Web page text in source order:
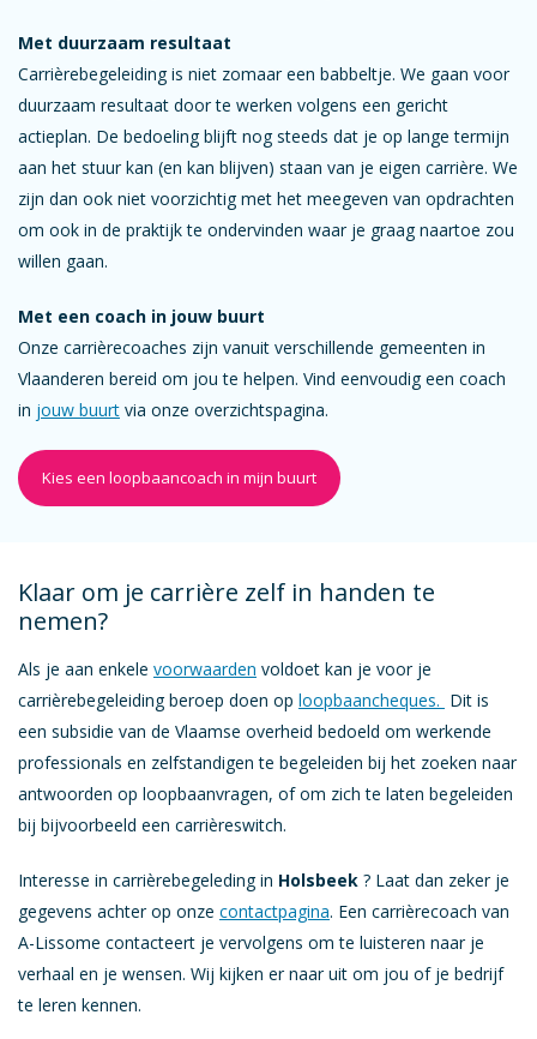
Met duurzaam resultaat
Carrièrebegeleiding is niet zomaar een babbeltje. We gaan voor
duurzaam resultaat door te werken volgens een gericht
actieplan. De bedoeling blijft nog steeds dat je op lange termijn
aan het stuur kan (en kan blijven) staan van je eigen carrière. We
zijn dan ook niet voorzichtig met het meegeven van opdrachten
om ook in de praktijk te ondervinden waar je graag naartoe zou
willen gaan.
Met een coach in jouw buurt
Onze carrièrecoaches zijn vanuit verschillende gemeenten in
Vlaanderen bereid om jou te helpen. Vind eenvoudig een coach
in jouw buurt via onze overzichtspagina.
Kies een loopbaancoach in mijn buurt
Klaar om je carrière zelf in handen te
nemen?
Als je aan enkele voorwaarden voldoet kan je voor je
carrièrebegeleiding beroep doen op loopbaancheques. Dit is
een subsidie van de Vlaamse overheid bedoeld om werkende
professionals en zelfstandigen te begeleiden bij het zoeken naar
antwoorden op loopbaanvragen, of om zich te laten begeleiden
bij bijvoorbeeld een carrièreswitch.
Interesse in carrièrebegeleding in Holsbeek ? Laat dan zeker je
gegevens achter op onze contactpagina. Een carrièrecoach van
A-Lissome contacteert je vervolgens om te luisteren naar je
verhaal en je wensen. Wij kijken er naar uit om jou of je bedrijf
te leren kennen.